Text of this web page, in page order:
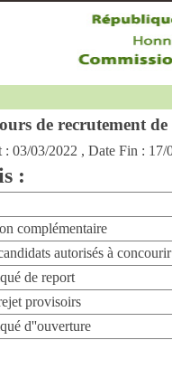
de recrutement
: 03/03/2022 , Date Fin : 17/
:
complémentaire
autorisés à concourir
de report
provisoirs
d''ouverture